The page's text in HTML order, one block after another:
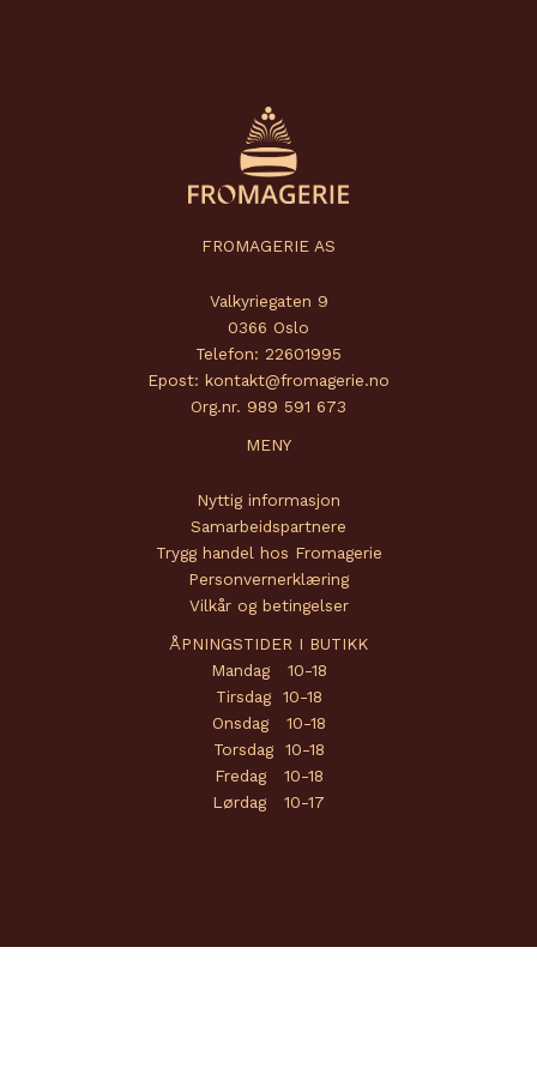
FROMAGERIE AS
Valkyriegaten 9
0366 Oslo
Telefon: 22601995
Epost: kontakt@fromagerie.no
Org.nr. 989 591 673
MENY
Nyttig informasjon
Samarbeidspartnere
Trygg handel hos Fromagerie
Personvernerklæring
Vilkår og betingelser
ÅPNINGSTIDER I BUTIKK
Mandag 10-18
Tirsdag 10-18
Onsdag 10-18
Torsdag 10-18
Fredag 10-18
Lørdag 10-17